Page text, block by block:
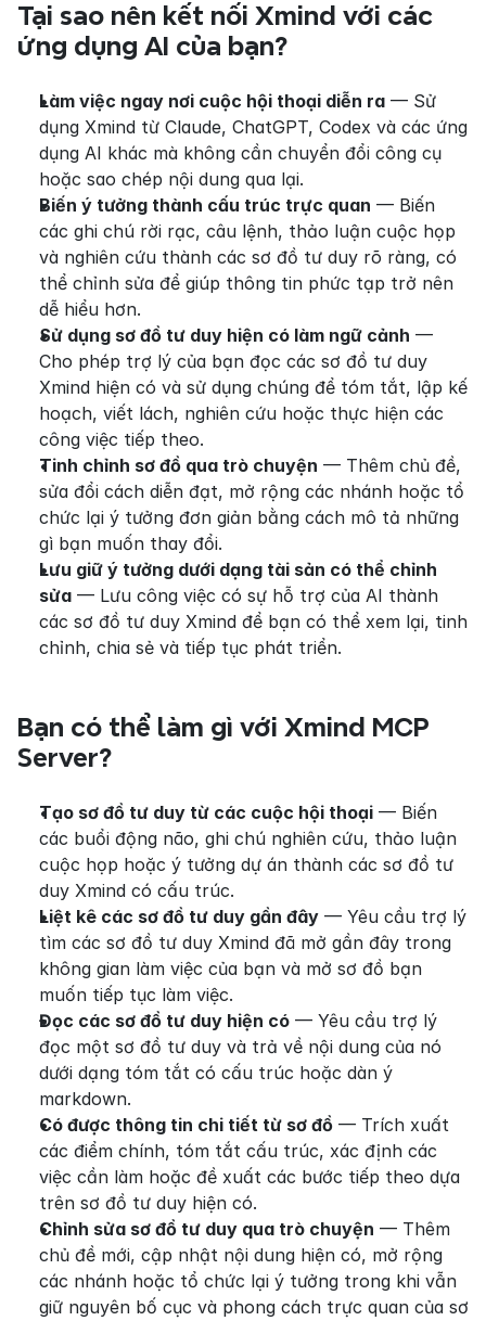
Tại sao nên kết nối Xmind với các
ứng dụng AI của bạn?
Làm việc ngay nơi cuộc hội thoại diễn ra — Sử
dụng Xmind từ Claude, ChatGPT, Codex và các ứng
dụng AI khác mà không cần chuyển đổi công cụ
hoặc sao chép nội dung qua lại.
Biến ý tưởng thành cấu trúc trực quan — Biến
các ghi chú rời rạc, câu lệnh, thảo luận cuộc họp
và nghiên cứu thành các sơ đồ tư duy rõ ràng, có
thể chỉnh sửa để giúp thông tin phức tạp trở nên
dễ hiểu hơn.
Sử dụng sơ đồ tư duy hiện có làm ngữ cảnh —
Cho phép trợ lý của bạn đọc các sơ đồ tư duy
Xmind hiện có và sử dụng chúng để tóm tắt, lập kế
hoạch, viết lách, nghiên cứu hoặc thực hiện các
công việc tiếp theo.
Tinh chỉnh sơ đồ qua trò chuyện — Thêm chủ đề,
sửa đổi cách diễn đạt, mở rộng các nhánh hoặc tổ
chức lại ý tưởng đơn giản bằng cách mô tả những
gì bạn muốn thay đổi.
Lưu giữ ý tưởng dưới dạng tài sản có thể chỉnh
sửa — Lưu công việc có sự hỗ trợ của AI thành
các sơ đồ tư duy Xmind để bạn có thể xem lại, tinh
chỉnh, chia sẻ và tiếp tục phát triển.
Bạn có thể làm gì với Xmind MCP
Server?
Tạo sơ đồ tư duy từ các cuộc hội thoại — Biến
các buổi động não, ghi chú nghiên cứu, thảo luận
cuộc họp hoặc ý tưởng dự án thành các sơ đồ tư
duy Xmind có cấu trúc.
Liệt kê các sơ đồ tư duy gần đây — Yêu cầu trợ lý
tìm các sơ đồ tư duy Xmind đã mở gần đây trong
không gian làm việc của bạn và mở sơ đồ bạn
muốn tiếp tục làm việc.
Đọc các sơ đồ tư duy hiện có — Yêu cầu trợ lý
đọc một sơ đồ tư duy và trả về nội dung của nó
dưới dạng tóm tắt có cấu trúc hoặc dàn ý
markdown.
Có được thông tin chi tiết từ sơ đồ — Trích xuất
các điểm chính, tóm tắt cấu trúc, xác định các
việc cần làm hoặc đề xuất các bước tiếp theo dựa
trên sơ đồ tư duy hiện có.
Chỉnh sửa sơ đồ tư duy qua trò chuyện — Thêm
chủ đề mới, cập nhật nội dung hiện có, mở rộng
các nhánh hoặc tổ chức lại ý tưởng trong khi vẫn
giữ nguyên bố cục và phong cách trực quan của sơ